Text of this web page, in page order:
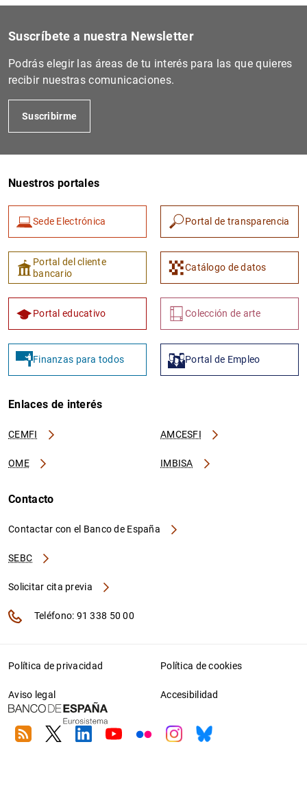
Suscríbete a nuestra Newsletter
Podrás elegir las áreas de tu interés para las que quieres
recibir nuestras comunicaciones.
Suscribirme
Nuestros portales
Sede Electrónica Portal de transparencia
Portal del cliente
bancario
Catálogo de datos
Portal educativo Colección de arte
Finanzas para todos Portal de Empleo
Enlaces de interés
CEMFI AMCESFI
OME IMBISA
Contacto
Contactar con el Banco de España
SEBC
Solicitar cita previa
Teléfono: 91 338 50 00
Política de privacidad Política de cookies
Aviso legal Accesibilidad
RSS TwitterLinkedin
YoutubeFlickrInstagram
Bluesky